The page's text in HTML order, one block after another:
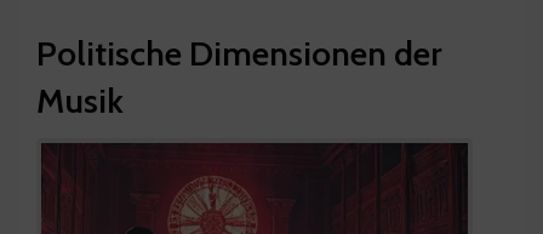
Politische Dimensionen der
Musik